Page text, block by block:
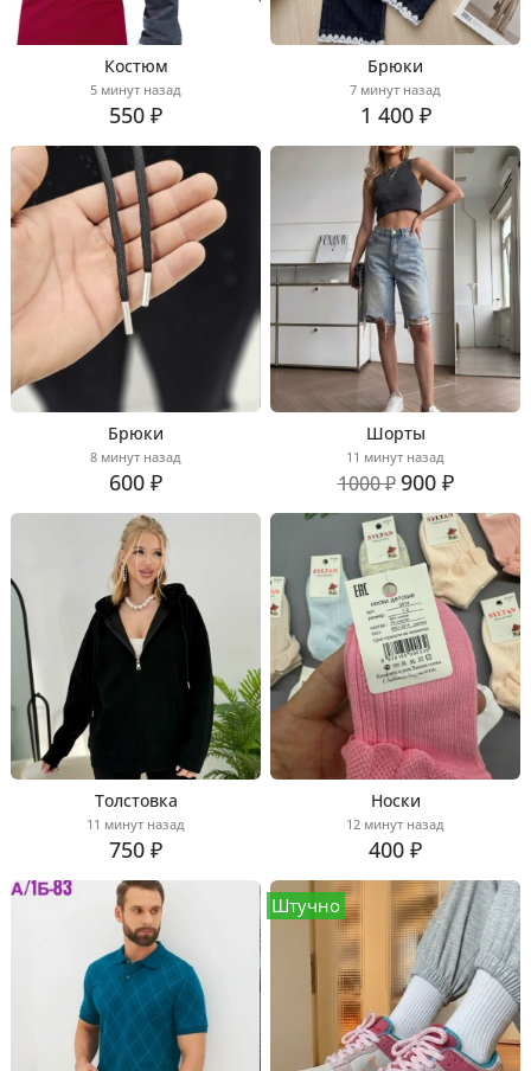
Костюм
5 минут назад
550 ₽
Брюки
7 минут назад
1 400 ₽
Брюки
8 минут назад
600 ₽
Шорты
11 минут назад
1000 ₽ 900 ₽
Толстовка
11 минут назад
750 ₽
Носки
12 минут назад
400 ₽
Штучно